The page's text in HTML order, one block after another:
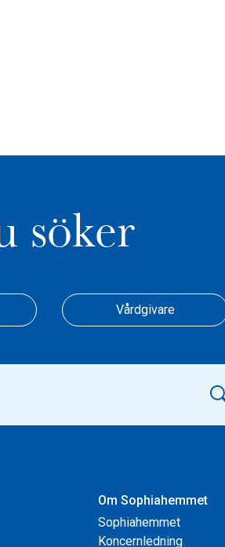
söker
Vårdgivare
Om Sophiahemmet
Sophiahemmet
Koncernledning